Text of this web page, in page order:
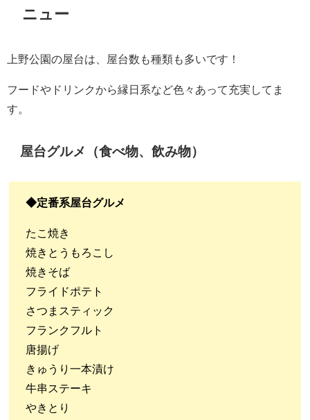
ニュー
上野公園の屋台は、屋台数も種類も多いです！
フードやドリンクから縁日系など色々あって充実してま
す。
屋台グルメ（食べ物、飲み物）
◆定番系屋台グルメ
たこ焼き
焼きとうもろこし
焼きそば
フライドポテト
さつまスティック
フランクフルト
唐揚げ
きゅうり一本漬け
牛串ステーキ
やきとり